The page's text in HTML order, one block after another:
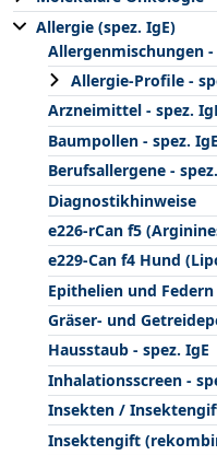
Allergie (spez. IgE)
Allergenmischungen -
Allergie-Profile -
Arzneimittel - spez.
Baumpollen - spez. IgE
Berufsallergene -
Diagnostikhinweise
e226-rCan f5
e229-Can f4 Hund
Epithelien und Federn
Gräser- und
Hausstaub - spez. IgE
Inhalationsscreen -
Insekten /
Insektengift